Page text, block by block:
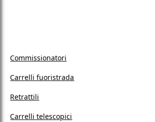
Commissionatori
Carrelli fuoristrada
Retrattili
Carrelli telescopici